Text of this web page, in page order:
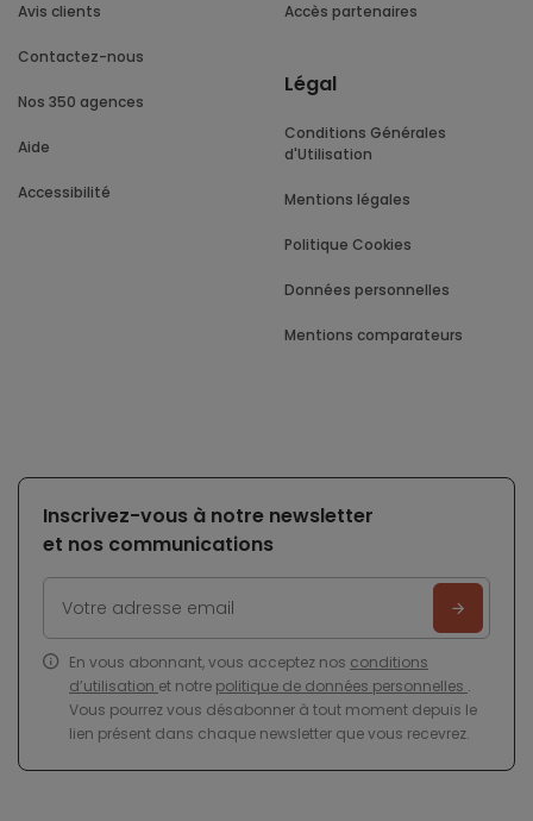
Avis clients
Contactez-nous
Nos 350 agences
Aide
Accessibilité
Accès partenaires
Légal
Conditions Générales
d'Utilisation
Mentions légales
Politique Cookies
Données personnelles
Mentions comparateurs
Inscrivez-vous à notre newsletter
et nos communications
En vous abonnant, vous acceptez nos conditions
d’utilisation et notre politique de données personnelles .
Vous pourrez vous désabonner à tout moment depuis le
lien présent dans chaque newsletter que vous recevrez.